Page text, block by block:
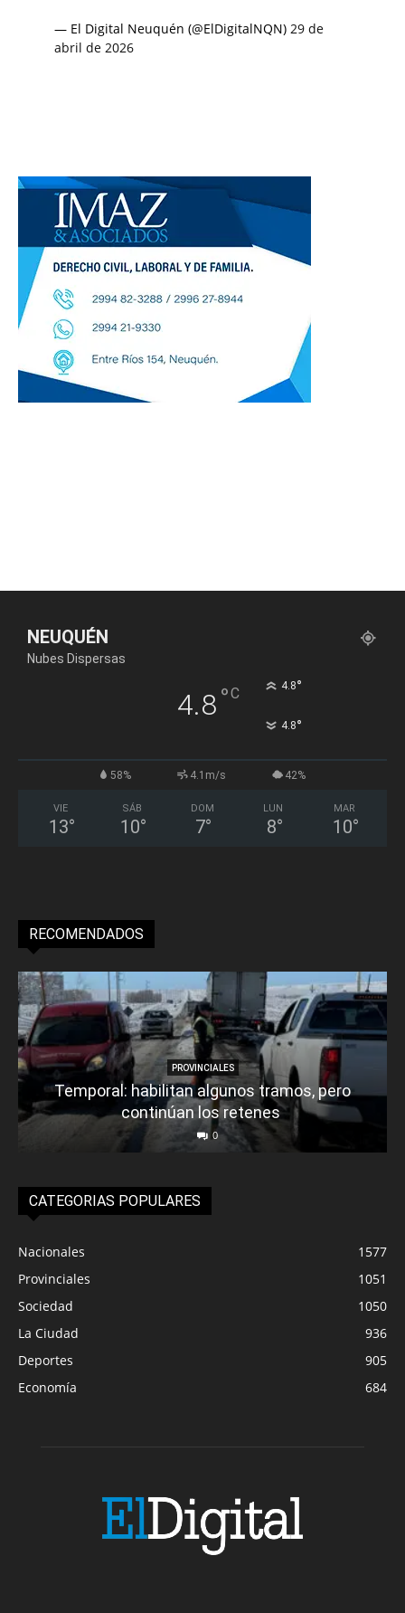
— El Digital Neuquén (@ElDigitalNQN) 29 de
abril de 2026
NEUQUÉN
Nubes Dispersas
4.8°C 4.8°
4.8°
58% 4.1m/s 42%
VIE
13°
SÁB
10°
DOM
7°
LUN
8°
MAR
10°
RECOMENDADOS
PROVINCIALES
Temporal: habilitan algunos tramos, pero
continúan los retenes
0
CATEGORIAS POPULARES
Nacionales
1577
Provinciales
1051
Sociedad
1050
La Ciudad
936
Deportes
905
Economía
684